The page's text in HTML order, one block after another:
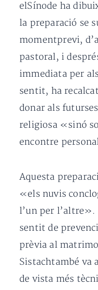
elSínode ha
la preparació se
momentprevi,
pastoral, i
immediata per
sentit, ha
donar als
religiosa «sinó
encontre
Aquesta
«els nuvis
l’un per l’altre».
sentit de
prèvia al
Sistachtambé va
de vista més